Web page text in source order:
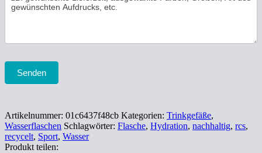
Senden
Artikelnummer: 01c6437f48cb Kategorien: Trinkgefäße,
Wasserflaschen Schlagwörter: Flasche, Hydration, nachhaltig, rcs,
recycelt, Sport, Wasser
Produkt teilen: